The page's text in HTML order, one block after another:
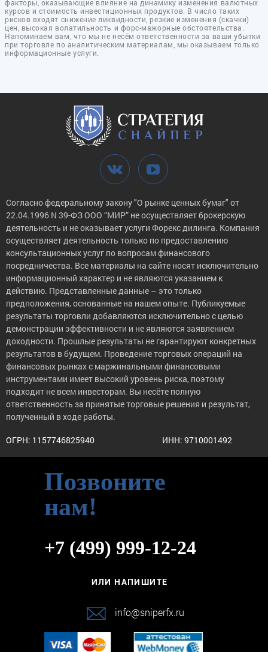
факторы, оказывающие влияние на динамику изменения валютных
курсов и стоимость инвестиционных продуктов. В число таких
рисков входят снижение ликвидности, резкие изменения (скачки)
цен, высокая волатильность и форс-мажорные обстоятельства.
Напоминаем вам, что мы не несём ответственности за ваши убытки
при торговле по аналитическим материалам, мы оказываем только
информационные услуги.
Согласно федеральному закону "О рынке ценных бумаг" от
22.04.1996 N 39-ФЗ ООО “МИР” не осуществляет брокерскую
деятельность и не оказывает услуги Форекс дилинга. Компания
осуществляет деятельность только по предоставлению
консультационных услуг по вопросам финансового
посредничества. Все материалы на сайте носят исключительно
информационный характер и не являются указанием к
действию. Представленные данные – это только
предположения, основанные на нашем опыте. Публикуемые
результаты торговли добавляются исключительно с целью
демонстрации эффективности и не являются заявлением
доходности. Прошлые результаты не гарантируют конкретных
результатов в будущем. Проведение торговых операций на
финансовых рынках с маржинальными финансовыми
инструментами имеет высокий уровень риска, поэтому
подходит не всем инвесторам. Вы несёте полную
ответственность за принятые торговые решения и результат,
полученный в ходе работы.
ОГРН: 1157746825940 ИНН: 9710001492
Позвоните
нам!
+7 (499) 999-12-24
ИЛИ НАПИШИТЕ
info@sniperfx.ru